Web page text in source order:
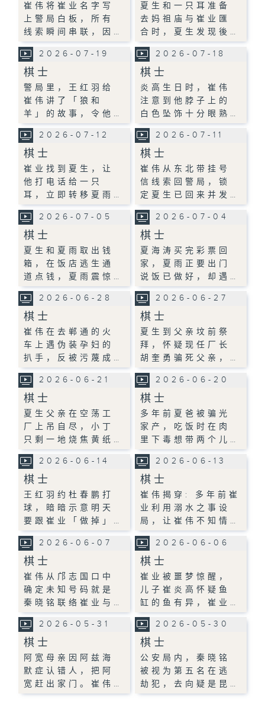
崔伟将崔业名字写
上警局白板，所有
线索瞬间串联，因…
夏生和一只耳准备
去妈祖庙与崔业匯
合时，夏生发现後…
2026-07-19
棋士
警局里，王红羽给
崔伟讲了「狼和
羊」的故事，令他…
2026-07-18
棋士
炎高生日时，崔伟
注意到他脖子上的
白色坠饰十分眼熟…
2026-07-12
棋士
崔业找到夏生，让
他打电话给一只
耳，立即转移夏雨…
2026-07-11
棋士
崔伟从东北带挂号
信线索回警局，锁
定夏生已回来并发…
2026-07-05
棋士
夏生和夏雨取出钱
箱，在饭店逃生通
道点钱，夏雨震惊…
2026-07-04
棋士
夏海涛买完彩票回
家，夏雨正要出门
说饭已做好，却遇…
2026-06-28
棋士
崔伟在去郸通的火
车上遇伪装孕妇的
扒手，反被污蔑成…
2026-06-27
棋士
夏生到父亲坟前祭
拜，怀疑现任厂长
胡奎勇骗死父亲，…
2026-06-21
棋士
夏生父亲在空荡工
厂上吊自尽，小丁
只剩一地烧焦黄纸…
2026-06-20
棋士
多年前夏爸被骗光
家产，吃饭时在肉
里下毒想带两个儿…
2026-06-14
棋士
王红羽约杜春鹏打
球，暗暗示意明天
要跟崔业「做掉」…
2026-06-13
棋士
崔伟揭穿: 多年前崔
业利用溺水之事设
局，让崔伟不知情…
2026-06-07
棋士
崔伟从邝志国口中
确定未知号码就是
秦晓铭联络崔业与…
2026-06-06
棋士
崔业被噩梦惊醒，
儿子崔炎高怀疑鱼
缸的鱼有异，崔业…
2026-05-31
棋士
阿宽母亲因阿兹海
默症认错人，把阿
宽赶出家门。崔伟…
2026-05-30
棋士
公安局内，秦晓铭
被视为第五名在逃
劫犯，去向疑是昆…